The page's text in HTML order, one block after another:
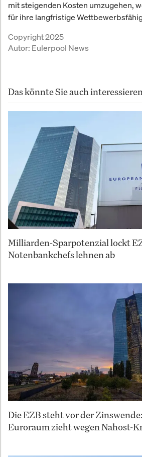
mit steigenden Kosten umzugehen,
für ihre langfristige
Copyright 2025
Autor: Eulerpool News
Das könnte Sie auch
Milliarden-Sparpotenzial lockt
Notenbankchefs lehnen ab
Die EZB steht vor der
Euroraum zieht wegen Nahost-